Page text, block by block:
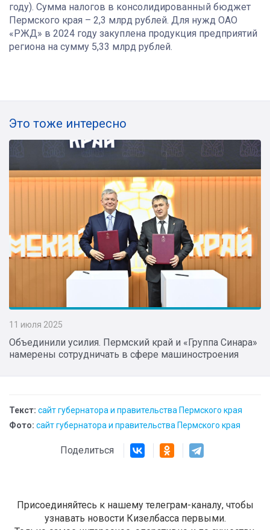
году). Сумма налогов в консолидированный бюджет
Пермского края – 2,3 млрд рублей. Для нужд ОАО
«РЖД» в 2024 году закуплена продукция предприятий
региона на сумму 5,33 млрд рублей.
Это тоже интересно
11 июля 2025
Объединили усилия. Пермский край и «Группа Синара»
намерены сотрудничать в сфере машиностроения
Текст: сайт губернатора и правительства Пермского края
Фото: сайт губернатора и правительства Пермского края
Поделиться
Присоединяйтесь к нашему телеграм-каналу, чтобы
узнавать новости Кизелбасса первыми.